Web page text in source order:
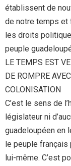
établissent de
de notre temps et
les droits
peuple
LE TEMPS EST
DE ROMPRE
COLONISATION
C’est le sens de
législateur ni
guadeloupéen en
le peuple
lui-même. C’est